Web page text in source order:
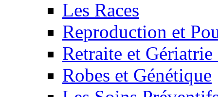
Les Races
Reproduction et
Retraite et
Robes et Génétique